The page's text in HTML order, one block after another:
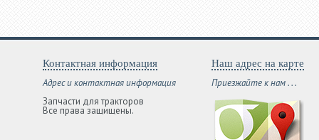
Контактная информация
Адрес и контактная информация
Запчасти для тракторов
Все права защищены.
Наш адрес на карте
Приезжайте к нам . . .